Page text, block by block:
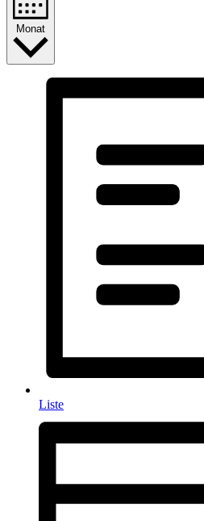
Monat
Liste